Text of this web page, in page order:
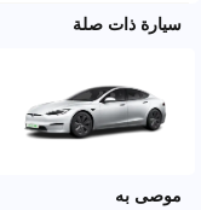
سيارة ذات صلة
موصى به